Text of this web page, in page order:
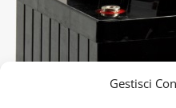
Gestisci